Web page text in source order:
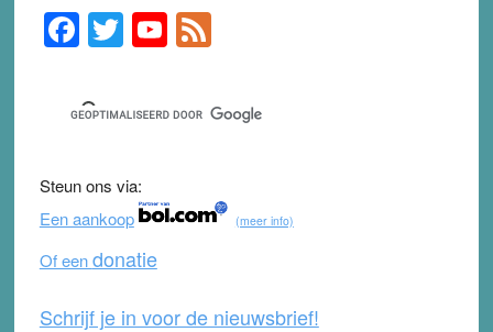
Primary
Sidebar
F
a
c
e
b
o
o
k
T
wi
tt
er
Y
o
u
T
b
e
F
e
d
Steun ons via:
Een aankoop
(meer info)
Of eendonatie
Schrijf je in voor de nieuwsbrief!